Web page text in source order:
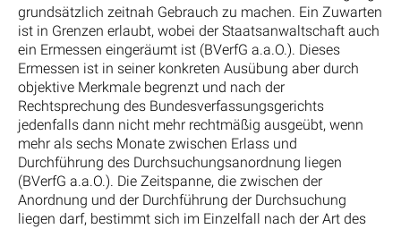
grundsätzlich zeitnah Gebrauch zu machen. Ein Zuwarten
ist in Grenzen erlaubt, wobei der Staatsanwaltschaft auch
ein Ermessen eingeräumt ist (BVerfG a.a.O.). Dieses
Ermessen ist in seiner konkreten Ausübung aber durch
objektive Merkmale begrenzt und nach der
Rechtsprechung des Bundesverfassungsgerichts
jedenfalls dann nicht mehr rechtmäßig ausgeübt, wenn
mehr als sechs Monate zwischen Erlass und
Durchführung des Durchsuchungsanordnung liegen
(BVerfG a.a.O.). Die Zeitspanne, die zwischen der
Anordnung und der Durchführung der Durchsuchung
liegen darf, bestimmt sich im Einzelfall nach der Art des